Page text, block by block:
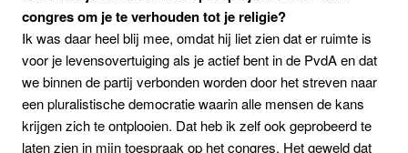
congres om je te verhouden tot je religie?
Ik was daar heel blij mee, omdat hij liet zien dat er ruimte is
voor je levensovertuiging als je actief bent in de PvdA en dat
we binnen de partij verbonden worden door het streven naar
een pluralistische democratie waarin alle mensen de kans
krijgen zich te ontplooien. Dat heb ik zelf ook geprobeerd te
laten zien in mijn toespraak op het congres. Het geweld dat